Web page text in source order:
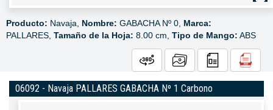
Producto: Navaja, Nombre: GABACHA Nº 0, Marca:
PALLARES, Tamaño de la Hoja: 8.00 cm, Tipo de Mango: ABS
06092 - Navaja PALLARES GABACHA Nº 1 Carbono